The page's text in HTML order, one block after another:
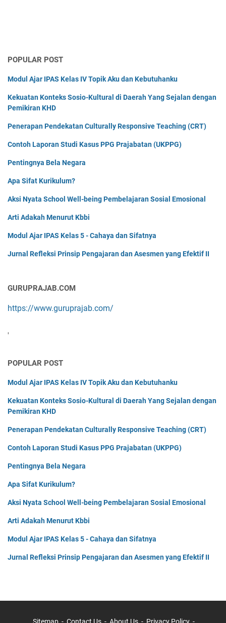
POPULAR POST
Modul Ajar IPAS Kelas IV Topik Aku dan Kebutuhanku
Kekuatan Konteks Sosio-Kultural di Daerah Yang Sejalan dengan
Pemikiran KHD
Penerapan Pendekatan Culturally Responsive Teaching (CRT)
Contoh Laporan Studi Kasus PPG Prajabatan (UKPPG)
Pentingnya Bela Negara
Apa Sifat Kurikulum?
Aksi Nyata School Well-being Pembelajaran Sosial Emosional
Arti Adakah Menurut Kbbi
Modul Ajar IPAS Kelas 5 - Cahaya dan Sifatnya
Jurnal Refleksi Prinsip Pengajaran dan Asesmen yang Efektif II
GURUPRAJAB.COM
https://www.guruprajab.com/
'
POPULAR POST
Modul Ajar IPAS Kelas IV Topik Aku dan Kebutuhanku
Kekuatan Konteks Sosio-Kultural di Daerah Yang Sejalan dengan
Pemikiran KHD
Penerapan Pendekatan Culturally Responsive Teaching (CRT)
Contoh Laporan Studi Kasus PPG Prajabatan (UKPPG)
Pentingnya Bela Negara
Apa Sifat Kurikulum?
Aksi Nyata School Well-being Pembelajaran Sosial Emosional
Arti Adakah Menurut Kbbi
Modul Ajar IPAS Kelas 5 - Cahaya dan Sifatnya
Jurnal Refleksi Prinsip Pengajaran dan Asesmen yang Efektif II